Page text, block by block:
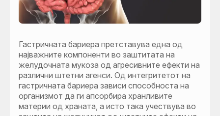
Гастричната бариера претставува една од
најважните компоненти во заштитата на
желудочната мукоза од агресивните ефекти на
различни штетни агенси. Од интегритетот на
гастричната бариера зависи способноста на
организмот да ги апсорбира хранливите
материи од храната, а исто така учествува во